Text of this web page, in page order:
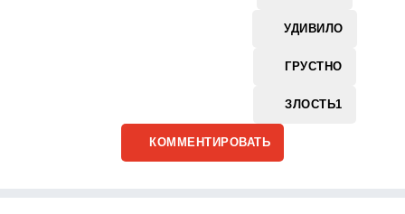
УДИВИЛО
ГРУСТНО
ЗЛОСТЬ1
КОММЕНТИРОВАТЬ